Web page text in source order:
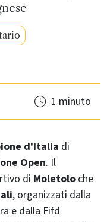
1 minuto
d'Italia di
Open. Il
di Moletolo che
, organizzati dalla
e dalla Fifd